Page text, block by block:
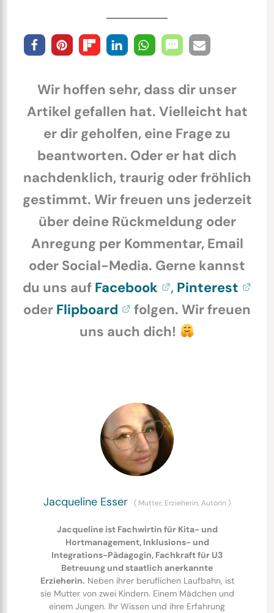
Wir hoffen sehr, dass dir unser
Artikel gefallen hat. Vielleicht hat
er dir geholfen, eine Frage zu
beantworten. Oder er hat dich
nachdenklich, traurig oder fröhlich
gestimmt. Wir freuen uns jederzeit
über deine Rückmeldung oder
Anregung per Kommentar, Email
oder Social-Media. Gerne kannst
du uns auf Facebook , Pinterest
oder Flipboard
folgen. Wir freuen
uns auch dich!
Jacqueline Esser ( Mutter, Erzieherin, Autorin )
Jacqueline ist Fachwirtin für Kita- und
Hortmanagement, Inklusions- und
Integrations-Pädagogin, Fachkraft für U3
Betreuung und staatlich anerkannte
Erzieherin. Neben ihrer beruflichen Laufbahn, ist
sie Mutter von zwei Kindern. Einem Mädchen und
einem Jungen. Ihr Wissen und ihre Erfahrung